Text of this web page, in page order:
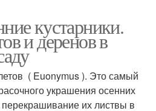
кустарники.
и деренов в
( Euonymus ). Это самый
украшения осенних
их листвы в